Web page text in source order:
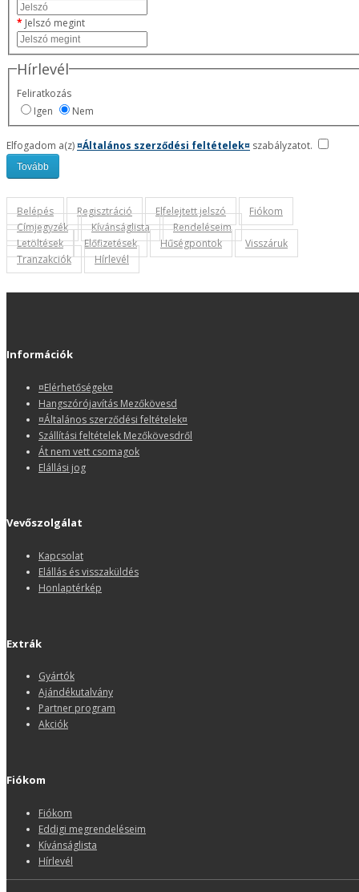
Jelszó megint
Hírlevél
Feliratkozás
Igen
Nem
Elfogadom a(z)¤Általános szerződési feltételek¤ szabályzatot.
Belépés Regisztráció Elfelejtett jelszó
Fiókom
Címjegyzék
Kívánságlista
Rendeléseim
Letöltések
Előfizetések Hűségpontok
Visszáruk
Tranzakciók
Hírlevél
Információk
¤Elérhetőségek¤
Hangszórójavítás Mezőkövesd
¤Általános szerződési feltételek¤
Szállítási feltételek Mezőkövesdről
Át nem vett csomagok
Elállási jog
Vevőszolgálat
Kapcsolat
Elállás és visszaküldés
Honlaptérkép
Extrák
Gyártók
Ajándékutalvány
Partner program
Akciók
Fiókom
Fiókom
Eddigi megrendeléseim
Kívánságlista
Hírlevél